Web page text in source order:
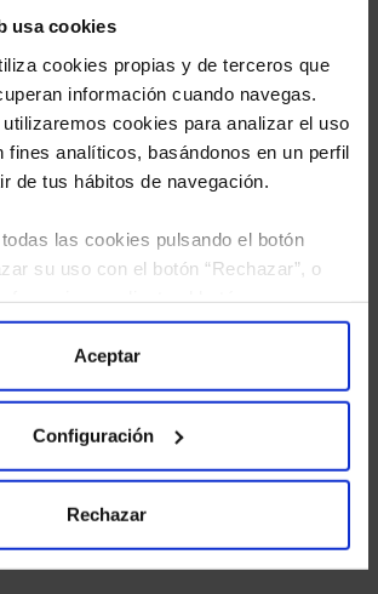
usa cookies
cookies propias y de terceros que
información cuando navegas.
cookies para analizar el uso
fines analíticos, basándonos en un perfil
de tus hábitos de navegación.
las cookies pulsando el botón
su uso con el botón “Rechazar”, o
Consulta nuestraPolítica
más información.
Aceptar
Configuración
Rechazar
de privacidady consiento el